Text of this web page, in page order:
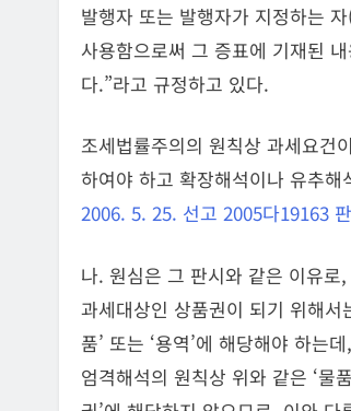
발행자 또는 발행자가 지정하는
사용함으로써 그 증표에 기재된
다.”라고 규정하고 있다.
조세법률주의의 원칙상 과세요건
하여야 하고 확장해석이나 유추
2006. 5. 25. 선고 2005다19163
나. 원심은 그 판시와 같은 이유
과세대상인 상품권이 되기 위해
품’ 또는 ‘용역’에 해당해야 하는
엄격해석의 원칙상 위와 같은 ‘물